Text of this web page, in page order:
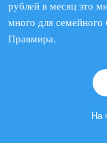
рублей в месяц это
много для семейного
Правмира.
На